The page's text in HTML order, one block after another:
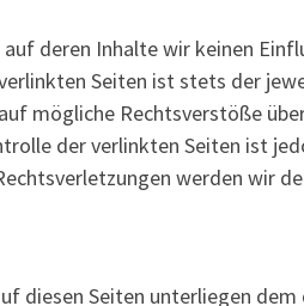
deren Inhalte wir keinen
Seiten ist stets der
mögliche Rechtsverstöße
der verlinkten Seiten ist
werden wir
diesen Seiten unterliegen